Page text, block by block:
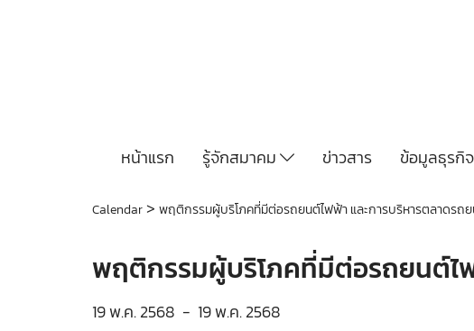
หน้าแรก รู้จักสมาคม ข่าวสาร ข้อมูลธุรกิจ
Calendar > พฤติกรรมผู้บริโภคที่มีต่อรถยนต์ไฟฟ้า และการบริหารตลาดรถย
พฤติกรรมผู้บริโภคที่มีต่อรถยนต์ไ
19 พ.ค. 2568 - 19 พ.ค. 2568